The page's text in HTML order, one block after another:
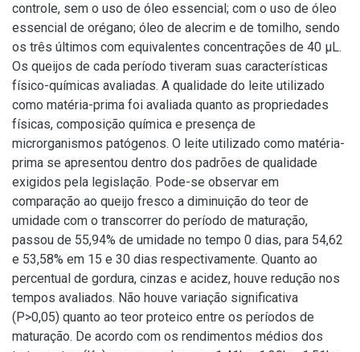
controle, sem o uso de óleo essencial; com o uso de óleo
essencial de orégano; óleo de alecrim e de tomilho, sendo
os três últimos com equivalentes concentrações de 40 μL.
Os queijos de cada período tiveram suas características
físico-químicas avaliadas. A qualidade do leite utilizado
como matéria-prima foi avaliada quanto as propriedades
físicas, composição química e presença de
microrganismos patógenos. O leite utilizado como matéria-
prima se apresentou dentro dos padrões de qualidade
exigidos pela legislação. Pode-se observar em
comparação ao queijo fresco a diminuição do teor de
umidade com o transcorrer do período de maturação,
passou de 55,94% de umidade no tempo 0 dias, para 54,62
e 53,58% em 15 e 30 dias respectivamente. Quanto ao
percentual de gordura, cinzas e acidez, houve redução nos
tempos avaliados. Não houve variação significativa
(P>0,05) quanto ao teor proteico entre os períodos de
maturação. De acordo com os rendimentos médios dos